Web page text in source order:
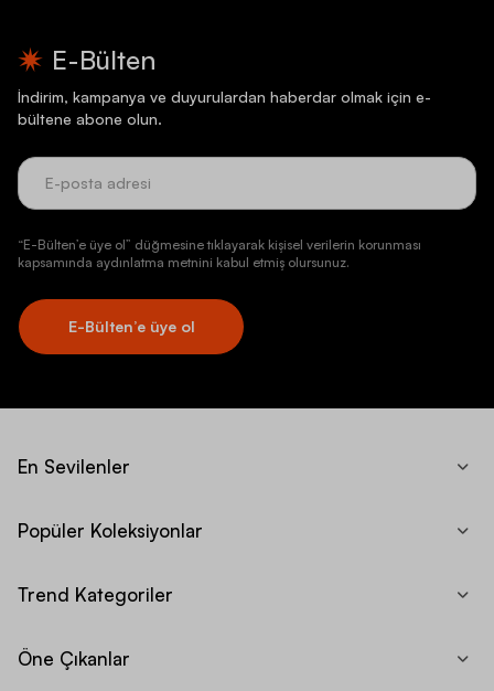
E-Bülten
İndirim, kampanya ve duyurulardan haberdar olmak için e-
bültene abone olun.
“E-Bülten’e üye ol” düğmesine tıklayarak kişisel verilerin korunması
kapsamında aydınlatma metnini kabul etmiş olursunuz.
E-Bülten’e üye ol
En Sevilenler
Popüler Koleksiyonlar
Trend Kategoriler
Öne Çıkanlar